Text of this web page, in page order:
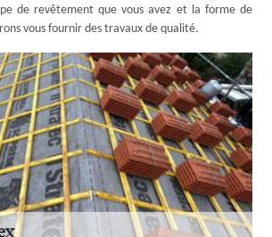
de revêtement que vous avez et la forme de
vous fournir des travaux de qualité.